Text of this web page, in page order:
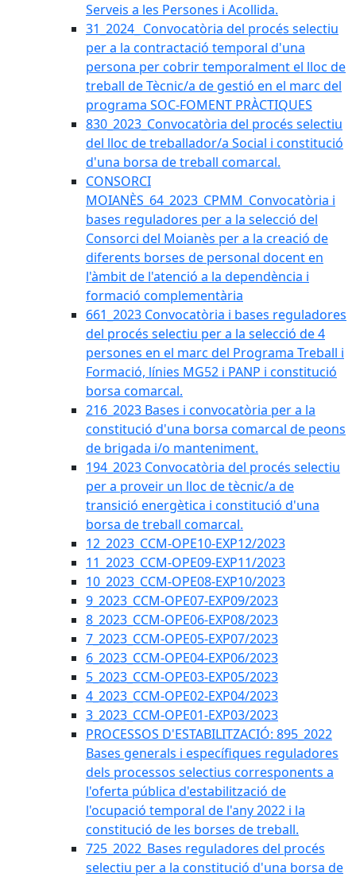
Serveis a les Persones i Acollida.
31_2024_ Convocatòria del procés selectiu
per a la contractació temporal d'una
persona per cobrir temporalment el lloc de
treball de Tècnic/a de gestió en el marc del
programa SOC-FOMENT PRÀCTIQUES
830_2023_Convocatòria del procés selectiu
del lloc de treballador/a Social i constitució
d'una borsa de treball comarcal.
CONSORCI
MOIANÈS_64_2023_CPMM_Convocatòria i
bases reguladores per a la selecció del
Consorci del Moianès per a la creació de
diferents borses de personal docent en
l'àmbit de l'atenció a la dependència i
formació complementària
661_2023 Convocatòria i bases reguladores
del procés selectiu per a la selecció de 4
persones en el marc del Programa Treball i
Formació, línies MG52 i PANP i constitució
borsa comarcal.
216_2023 Bases i convocatòria per a la
constitució d'una borsa comarcal de peons
de brigada i/o manteniment.
194_2023 Convocatòria del procés selectiu
per a proveir un lloc de tècnic/a de
transició energètica i constitució d'una
borsa de treball comarcal.
12_2023_CCM-OPE10-EXP12/2023
11_2023_CCM-OPE09-EXP11/2023
10_2023_CCM-OPE08-EXP10/2023
9_2023_CCM-OPE07-EXP09/2023
8_2023_CCM-OPE06-EXP08/2023
7_2023_CCM-OPE05-EXP07/2023
6_2023_CCM-OPE04-EXP06/2023
5_2023_CCM-OPE03-EXP05/2023
4_2023_CCM-OPE02-EXP04/2023
3_2023_CCM-OPE01-EXP03/2023
PROCESSOS D'ESTABILITZACIÓ: 895_2022
Bases generals i específiques reguladores
dels processos selectius corresponents a
l'oferta pública d'estabilització de
l'ocupació temporal de l'any 2022 i la
constitució de les borses de treball.
725_2022_Bases reguladores del procés
selectiu per a la constitució d'una borsa de